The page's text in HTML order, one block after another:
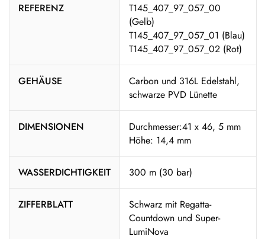
REFERENZ
T145_407_97_057_00
(Gelb)
T145_407_97_057_01 (Blau)
T145_407_97_057_02 (Rot)
GEHÄUSE
Carbon und 316L Edelstahl,
schwarze PVD Lünette
DIMENSIONEN
Durchmesser:41 x 46, 5 mm
Höhe: 14,4 mm
WASSERDICHTIGKEIT 300 m (30 bar)
ZIFFERBLATT
Schwarz mit Regatta-
Countdown und Super-
LumiNova